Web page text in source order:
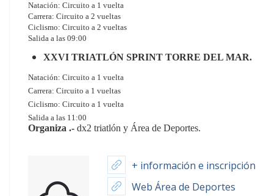
Natación: Circuito a 1 vuelta
Carrera: Circuito a 2 vueltas
Ciclismo: Circuito a 2 vueltas
Salida a las 09:00
XXVI TRIATLÓN SPRINT TORRE DEL MAR.
Natación: Circuito a 1 vuelta
Carrera: Circuito a 1 vueltas
Ciclismo: Circuito a 1 vuelta
Salida a las 11:00
Organiza .- dx2 triatlón y Área de Deportes.
+ información e inscripción
Web Área de Deportes